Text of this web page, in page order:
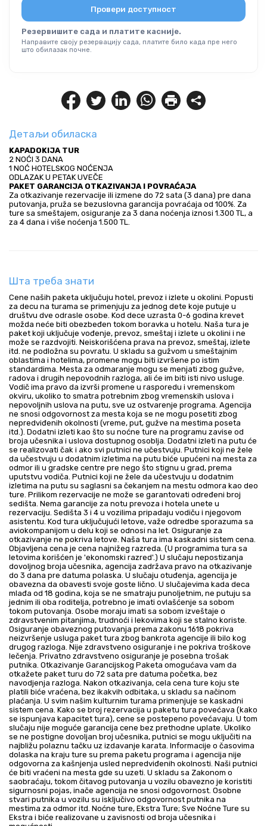
Детаљи обиласка
KAPADOKIJA TUR
2 NOĆI 3 DANA
1 NOĆ HOTELSKOG NOĆENJA
ODLAZAK U PETAK UVEČE
PAKET GARANCIJA OTKAZIVANJA I POVRAĆAJA
Za otkazivanje rezervacije ili izmene do 72 sata (3 dana) pre dana
putovanja, pruža se bezuslovna garancija povraćaja od 100%. Za
ture sa smeštajem, osiguranje za 3 dana noćenja iznosi 1.300 TL, a
za 4 dana i više noćenja 1.500 TL.
Шта треба знати
Cene naših paketa uključuju hotel, prevoz i izlete u okolini. Popusti
za decu na turama se primenjuju za jednog dete koje putuje u
društvu dve odrasle osobe. Kod dece uzrasta 0-6 godina krevet
možda neće biti obezbeđen tokom boravka u hotelu. Naša tura je
paket koji uključuje vođenje, prevoz, smeštaj i izlete u okolini i ne
može se razdvojiti. Neiskorišćena prava na prevoz, smeštaj, izlete
itd. ne podložna su povratu. U skladu sa gužvom u smeštajnim
oblastima i hotelima, promene mogu biti izvršene po istim
standardima. Mesta za odmaranje mogu se menjati zbog gužve,
radova i drugih nepovodnih razloga, ali će im biti isti nivo usluge.
Vodič ima pravo da izvrši promene u rasporedu i vremenskom
okviru, ukoliko to smatra potrebnim zbog vremenskih uslova i
nepovoljnih uslova na putu, sve uz ostvarenje programa. Agencija
ne snosi odgovornost za mesta koja se ne mogu posetiti zbog
nepredviđenih okolnosti (vreme, put, gužve na mestima poseta
itd.). Dodatni izleti kao što su noćne ture na programu zavise od
broja učesnika i uslova dostupnog osoblja. Dodatni izleti na putu će
se realizovati čak i ako svi putnici ne učestvuju. Putnici koji ne žele
da učestvuju u dodatnim izletima na putu biće upućeni na mesta za
odmor ili u gradske centre pre nego što stignu u grad, prema
uputstvu vodiča. Putnici koji ne žele da učestvuju u dodatnim
izletima na putu su saglasni sa čekanjem na mestu odmora kao deo
ture. Prilikom rezervacije ne može se garantovati određeni broj
sedišta. Nema garancije za notu prevoza i hotela unete u
rezervaciju. Sedišta 3 i 4 u vozilima pripadaju vodiču i njegovom
asistentu. Kod tura uključujući letove, važe odredbe sporazuma sa
aviokompanijom u delu koji se odnosi na let. Osiguranje za
otkazivanje ne pokriva letove. Naša tura ima kaskadni sistem cena.
Objavljena cena je cena najnižeg razreda. (U programima tura sa
letovima korišćen je 'ekonomski razred'.) U slučaju nepostizanja
dovoljnog broja učesnika, agencija zadržava pravo na otkazivanje
do 3 dana pre datuma polaska. U slučaju otuđenja, agencija je
obavezna da obavesti svoje goste lično. U slučajevima kada deca
mlađa od 18 godina, koja se ne smatraju punoljetnim, ne putuju sa
jednim ili oba roditelja, potrebno je imati ovlašćenje sa sobom
tokom putovanja. Osobe moraju imati sa sobom izveštaje o
zdravstvenim pitanjima, trudnoći i lekovima koji se stalno koriste.
Osiguranje obaveznog putovanja prema zakonu 1618 pokriva
neizvršenje usluga paket tura zbog bankrota agencije ili bilo kog
drugog razloga. Nije zdravstveno osiguranje i ne pokriva troškove
lečenja. Privatno zdravstveno osiguranje je posebna trošak
putnika. Otkazivanje Garancijskog Paketa omogućava vam da
otkažete paket turu do 72 sata pre datuma početka, bez
navodjenja razloga. Nakon otkazivanja, cela cena ture koju ste
platili biće vraćena, bez ikakvih odbitaka, u skladu sa načinom
plaćanja. U svim našim kulturnim turama primenjuje se kaskadni
sistem cena. Kako se broj rezervacija u paketu tura povećava (kako
se ispunjava kapacitet tura), cene se postepeno povećavaju. U tom
slučaju nije moguće garancija cene bez prethodne uplate. Ukoliko
se ne postigne dovoljan broj učesnika, putnici se mogu uključiti na
najbližu polaznu tačku uz izdavanje karata. Informacije o časovima
dolaska na kraju ture su prema paketu programa i agencija nije
odgovorna za kašnjenja usled nepredviđenih okolnosti. Naši putnici
će biti vraćeni na mesta gde su uzeti. U skladu sa Zakonom o
saobraćaju, tokom čitavog putovanja u vozilu obavezno je koristiti
sigurnosni pojas, inače agencija ne snosi odgovornost. Osobne
stvari putnika u vozilu su isključivo odgovornost putnika na
mestima za odmor itd. Noćne ture, Ekstra Ture; Sve Noćne Ture su
Ekstra i biće realizovane u zavisnosti od broja učesnika i
Провери доступност
Резервишите сада и платите касније.
Направите своју резервацију сада, платите било када пре него
што обилазак почне.